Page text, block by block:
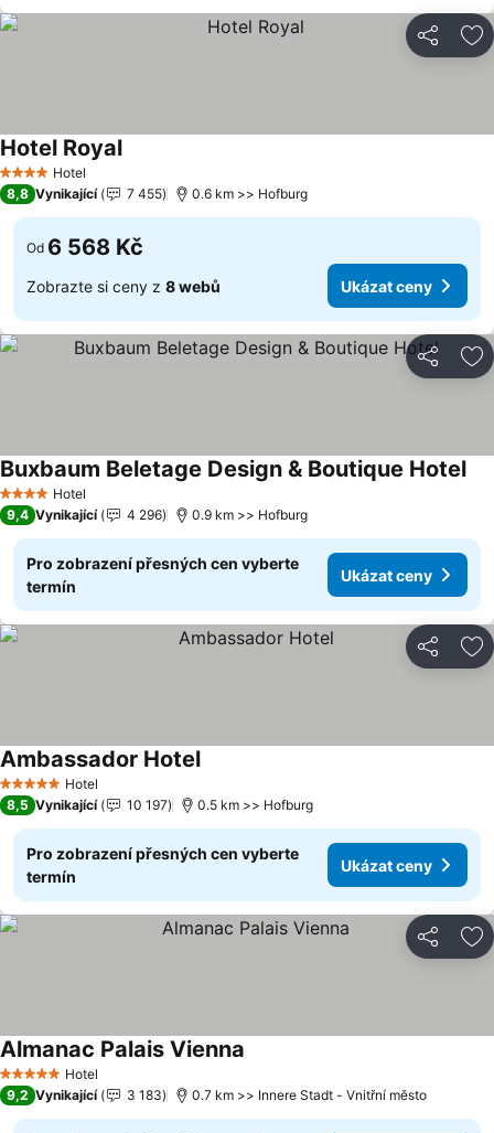
Sdílet
4 Počet hvězdiček
Hotel
Hotel RoyalUkázat ceny
8,8 Vynikající 7 455 0.6 km >> Hofburg
Od 6 568 Kč
Zobrazte si ceny z 8 webů Ukázat ceny
Sdílet
4 Počet hvězdiček
Hotel
Buxbaum Beletage Design & Boutique Hotel
9,4 Vynikající 4 296 0.9 km >> Hofburg
Pro zobrazení přesných cen vyberte
termín
Ukázat ceny
Sdílet
5 Počet hvězdiček
Hotel
Ambassador HotelUkázat ceny
8,5 Vynikající 10 197 0.5 km >> Hofburg
Pro zobrazení přesných cen vyberte
termín
Ukázat ceny
Sdílet
5 Počet hvězdiček
Hotel
Almanac Palais Vienna
9,2 Vynikající 3 183 0.7 km >> Innere Stadt - Vnitřní město